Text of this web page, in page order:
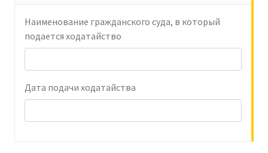
Наименование гражданского суда, в который
подается ходатайство
Дата подачи ходатайства